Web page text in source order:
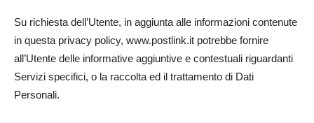
Su richiesta dell’Utente, in aggiunta alle informazioni contenute
in questa privacy policy, www.postlink.it potrebbe fornire
all’Utente delle informative aggiuntive e contestuali riguardanti
Servizi specifici, o la raccolta ed il trattamento di Dati
Personali.